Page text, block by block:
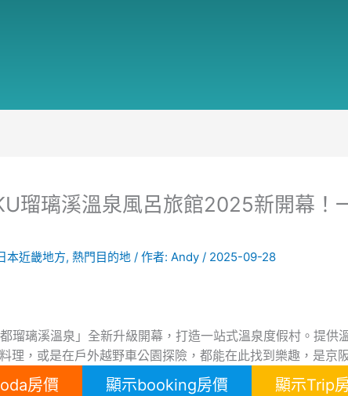
瑠璃溪溫泉風呂旅館2025新開幕！
本近畿地方, 熱門目的地 / 作者: Andy / 2025-09-28
瑠璃溪溫泉」全新升級開幕，打造一站式溫泉度假村。提供
理，或是在戶外越野車公園探險，都能在此找到樂趣，是京
房價 顯示booking房價 顯示Trip